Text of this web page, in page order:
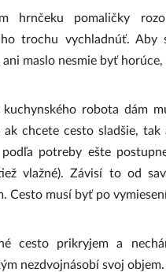
hrnčeku pomaličky
ho trochu vychladnúť. Aby
maslo nesmie byť horúce,
kuchynského robota dám
ak chcete cesto sladšie, tak
potreby ešte
vlažné). Závisí to od
Cesto musí byť po
cesto prikryjem a
nezdvojnásobí svoj objem.